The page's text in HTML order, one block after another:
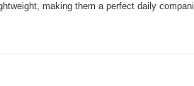
making them a perfect daily